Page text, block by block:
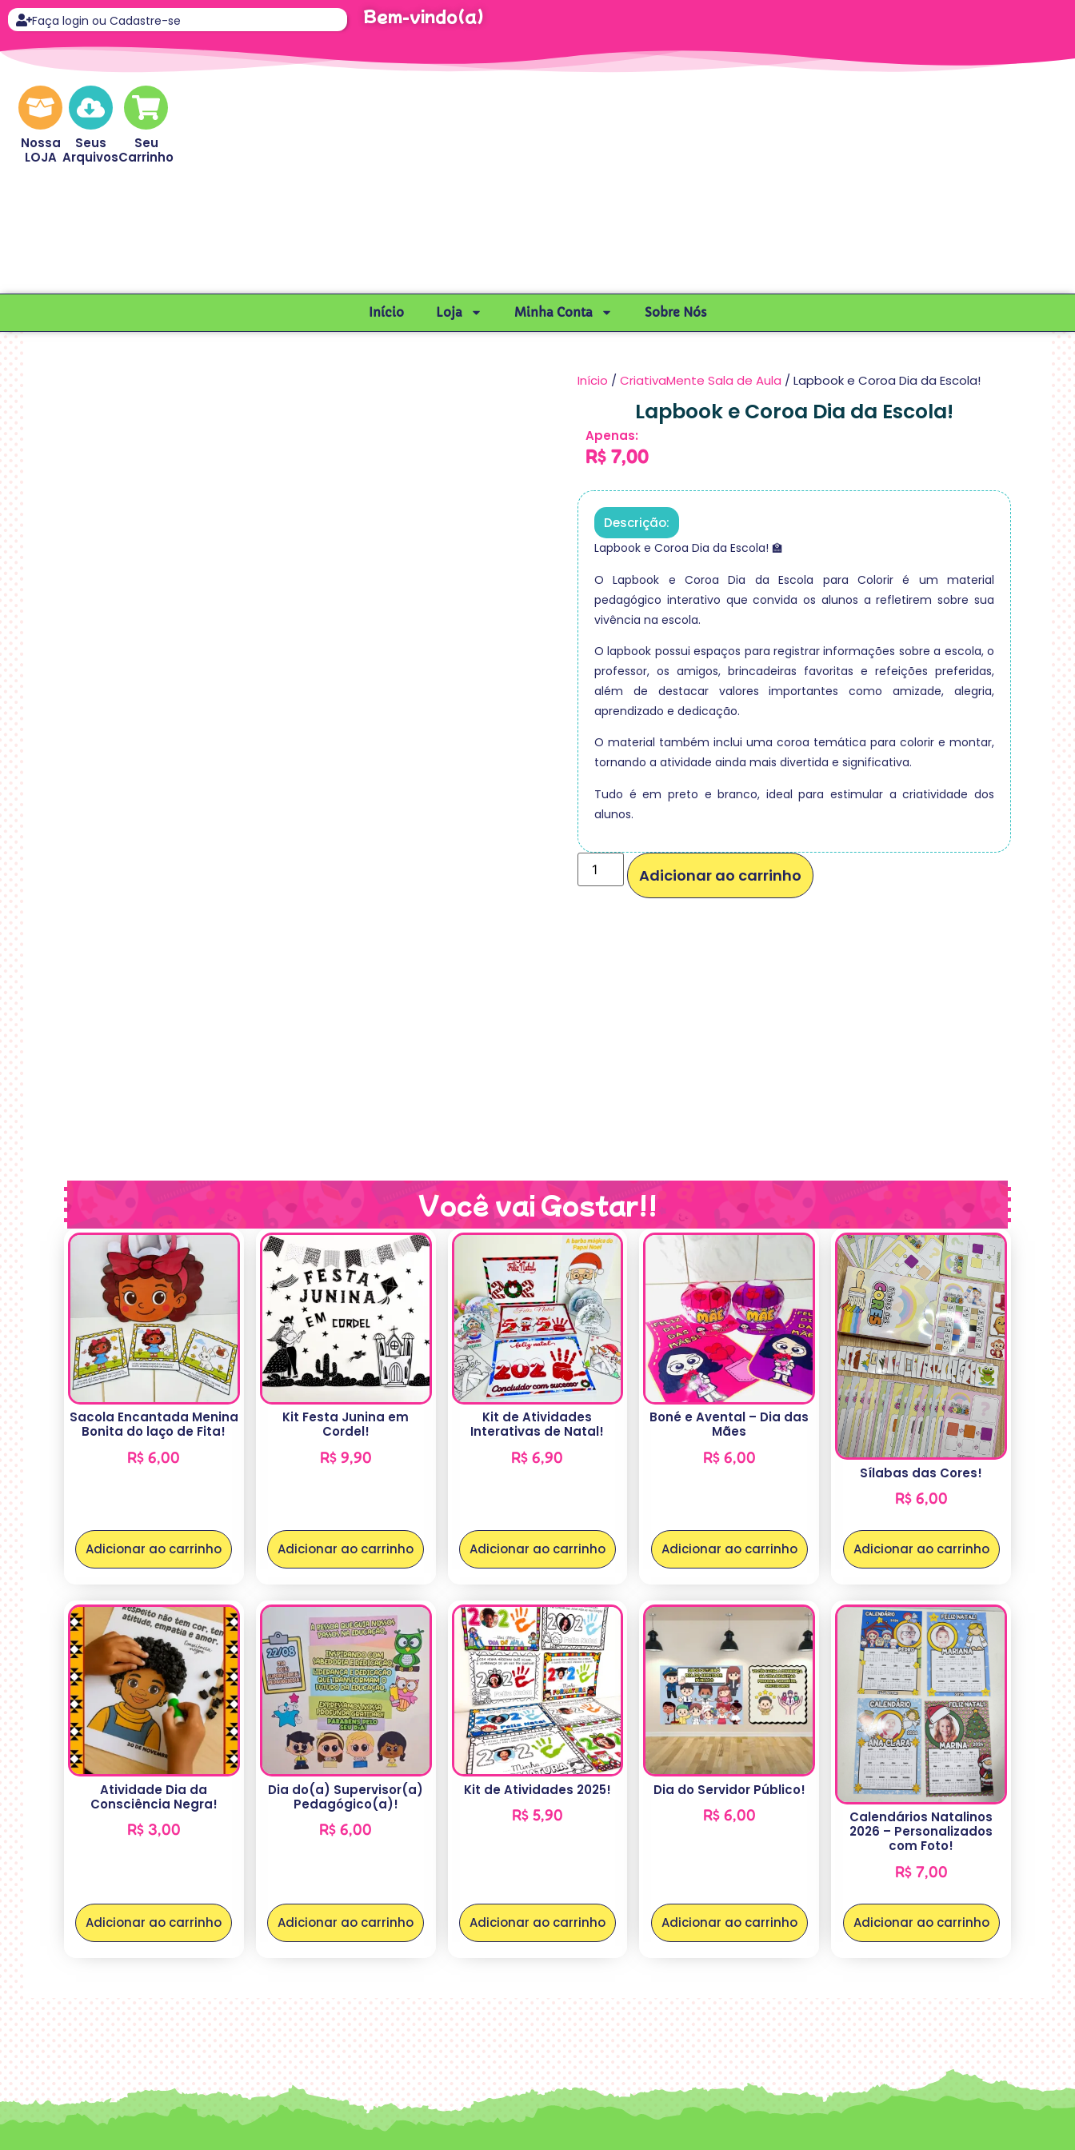
Faça login ou Cadastre-se Bem-vindo(a)
Nossa
LOJA
Seus
Arquivos
Seu
Carrinho
Início Loja Minha Conta Sobre Nós
Início /CriativaMente Sala de Aula / Lapbook e Coroa Dia da Escola!
Lapbook e Coroa Dia da Escola!
Apenas:
R$ 7,00
Descrição:
Lapbook e Coroa Dia da Escola! 🏫
O Lapbook e Coroa Dia da Escola para Colorir é um material
pedagógico interativo que convida os alunos a refletirem sobre sua
vivência na escola.
O lapbook possui espaços para registrar informações sobre a escola, o
professor, os amigos, brincadeiras favoritas e refeições preferidas,
além de destacar valores importantes como amizade, alegria,
aprendizado e dedicação.
O material também inclui uma coroa temática para colorir e montar,
tornando a atividade ainda mais divertida e significativa.
Tudo é em preto e branco, ideal para estimular a criatividade dos
alunos.
Adicionar ao carrinho
Você vai Gostar!!
Sacola Encantada Menina
Bonita do laço de Fita!
R$ 6,00
Adicionar ao carrinho
Kit Festa Junina em
Cordel!
R$9,90
Adicionar ao carrinho
Kit de Atividades
Interativas de Natal!
R$ 6,90
Adicionar ao carrinho
Boné e Avental – Dia das
Mães
R$6,00
Adicionar ao carrinho
Sílabas das Cores!
R$6,00
Adicionar ao carrinho
Atividade Dia da
Consciência Negra!
R$3,00
Adicionar ao carrinho
Dia do(a) Supervisor(a)
Pedagógico(a)!
R$ 6,00
Adicionar ao carrinho
Kit de Atividades 2025!
R$5,90
Adicionar ao carrinho
Dia do Servidor Público!
R$6,00
Adicionar ao carrinho
Calendários Natalinos
2026 – Personalizados
com Foto!
R$7,00
Adicionar ao carrinho